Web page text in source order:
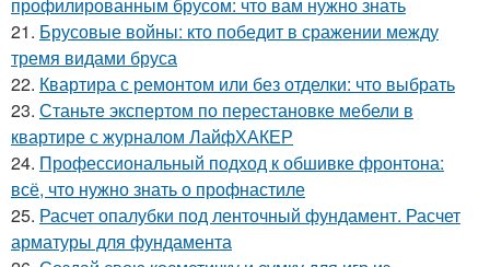
профилированным брусом: что вам нужно знать
21. Брусовые войны: кто победит в сражении между
тремя видами бруса
22. Квартира с ремонтом или без отделки: что выбрать
23. Станьте экспертом по перестановке мебели в
квартире с журналом ЛайфХАКЕР
24. Профессиональный подход к обшивке фронтона:
всё, что нужно знать о профнастиле
25. Расчет опалубки под ленточный фундамент. Расчет
арматуры для фундамента